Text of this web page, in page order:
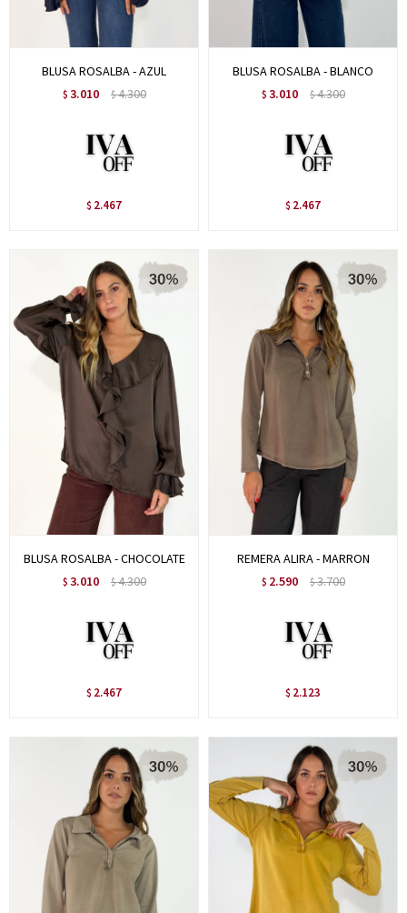
BLUSA ROSALBA - AZUL
$ 3.010 $4.300
$ 2.467
BLUSA ROSALBA - BLANCO
$ 3.010 $4.300
$ 2.467
BLUSA ROSALBA - CHOCOLATE
$ 3.010 $4.300
$ 2.467
REMERA ALIRA - MARRON
$ 2.590 $3.700
$ 2.123